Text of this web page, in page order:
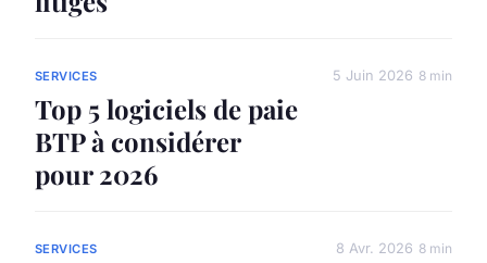
SERVICES
Top 5 logiciels de paie
BTP à considérer
pour 2026
5 Juin 2026 8 min
SERVICES 8 Avr. 2026 8 min